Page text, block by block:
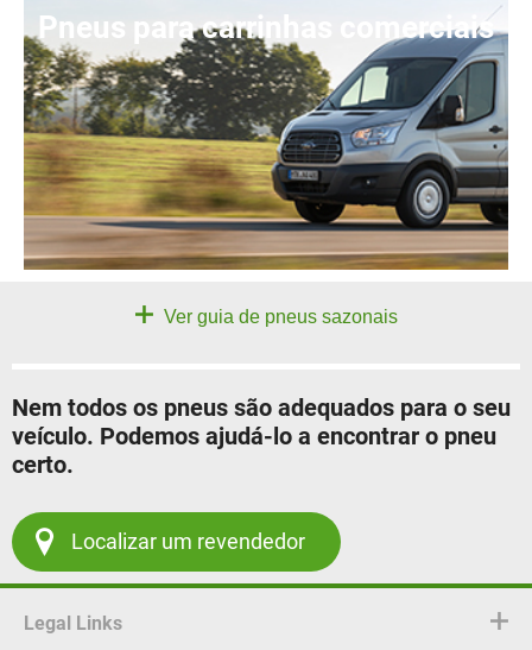
Pneus para carrinhas comerciais
Ver guia de pneus sazonais
Nem todos os pneus são adequados para o seu
veículo. Podemos ajudá-lo a encontrar o pneu
certo.
Localizar um revendedor
Legal Links